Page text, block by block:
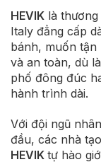
HEVIK là
Italy đẳng cấp
bánh, muốn
và an toàn, dù
phố đông đúc
hành trình dài.
Với đội ngũ
đầu, các nhà
HEVIK tự hào